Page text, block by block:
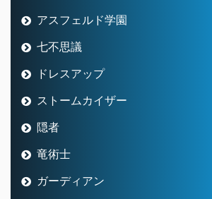
アスフェルド学園
七不思議
ドレスアップ
ストームカイザー
隠者
竜術士
ガーディアン